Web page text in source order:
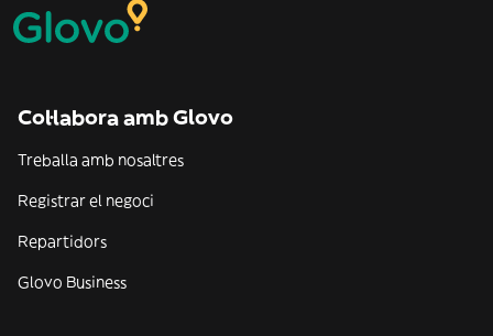
Col·labora amb Glovo
Treballa amb nosaltres
Registrar el negoci
Repartidors
Glovo Business